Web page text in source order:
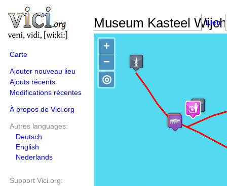
Carte
Ajouter nouveau lieu
Ajouts récents
Modifications récentes
À propos de Vici.org
Autres languages:
Deutsch
English
Nederlands
Support Vici.org:
Museum Kasteel Lieu
+
−
◎